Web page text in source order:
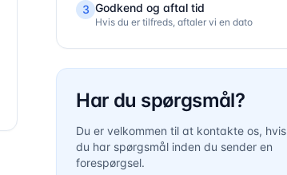
3 Godkend og aftal tid
Hvis du er tilfreds, aftaler vi en dato
Har du spørgsmål?
Du er velkommen til at kontakte os, hvis
du har spørgsmål inden du sender en
forespørgsel.